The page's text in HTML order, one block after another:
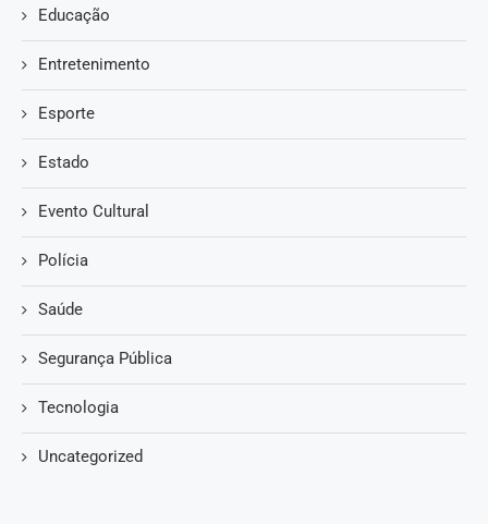
Educação
Entretenimento
Esporte
Estado
Evento Cultural
Polícia
Saúde
Segurança Pública
Tecnologia
Uncategorized